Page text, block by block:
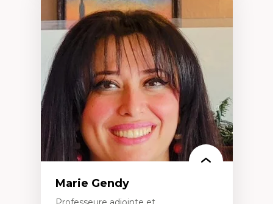
Expertises
Acceptabilité, acceptation et adoption des
technologies
Technologies d'apprentissage innovantes
Insertion professionnelle du nouveau
personnel enseignant
Construction identitaire en milieu
minoritaire francophone
Technologies éducatives pour la formation
continue
Marie Gendy